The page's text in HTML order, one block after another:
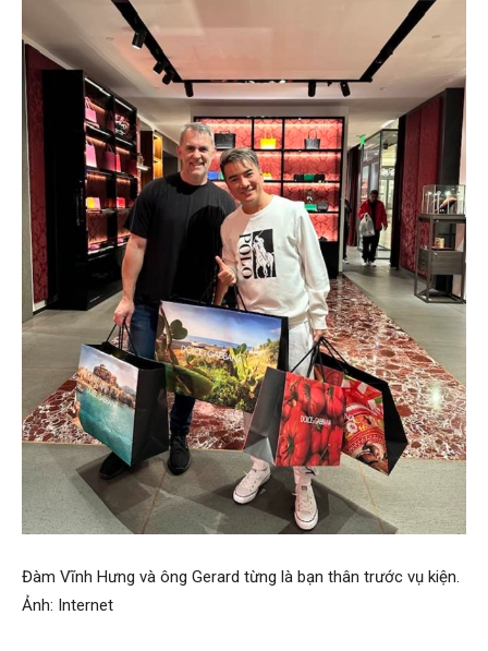
Đàm Vĩnh Hưng và ông Gerard từng là bạn thân trước vụ kiện.
Ảnh: Internet